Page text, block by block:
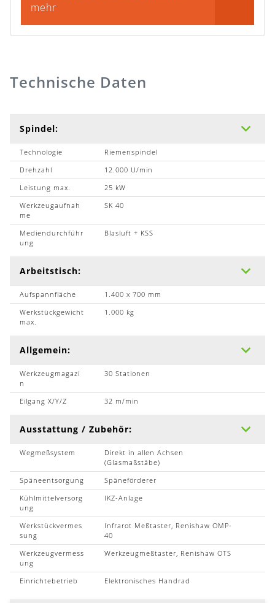
mehr
Technische Daten
Spindel:
Technologie
Riemenspindel
Drehzahl
12.000 U/min
Leistung max.
25 kW
Werkzeugaufnah
me
SK 40
Mediendurchführ
ung
Blasluft + KSS
Arbeitstisch:
Aufspannfläche
1.400 x 700 mm
Werkstückgewicht
max.
1.000 kg
Allgemein:
Werkzeugmagazi
n
30 Stationen
Eilgang X/Y/Z 32 m/min
Ausstattung / Zubehör:
Wegmeßsystem
Direkt in allen Achsen
(Glasmaßstäbe)
Späneentsorgung
Späneförderer
Kühlmittelversorg
ung
IKZ-Anlage
Werkstückvermes
sung
Infrarot Meßtaster, Renishaw OMP-
40
Werkzeugvermess
ung
Werkzeugmeßtaster, Renishaw OTS
Einrichtebetrieb Elektronisches Handrad